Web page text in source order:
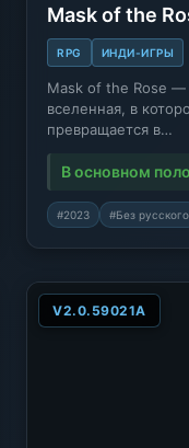
Mask of the
RPG ИНДИ-ИГРЫ
Mask of the Rose —
вселенная, в
превращается в…
В основном
#2023 #Без русского
V2.0.59021A